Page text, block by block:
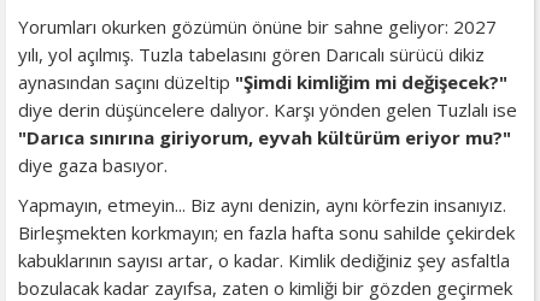
Yorumları okurken gözümün önüne bir sahne geliyor: 2027
yılı, yol açılmış. Tuzla tabelasını gören Darıcalı sürücü dikiz
aynasından saçını düzeltip "Şimdi kimliğim mi değişecek?"
diye derin düşüncelere dalıyor. Karşı yönden gelen Tuzlalı ise
"Darıca sınırına giriyorum, eyvah kültürüm eriyor mu?"
diye gaza basıyor.
Yapmayın, etmeyin... Biz aynı denizin, aynı körfezin insanıyız.
Birleşmekten korkmayın; en fazla hafta sonu sahilde çekirdek
kabuklarının sayısı artar, o kadar. Kimlik dediğiniz şey asfaltla
bozulacak kadar zayıfsa, zaten o kimliği bir gözden geçirmek